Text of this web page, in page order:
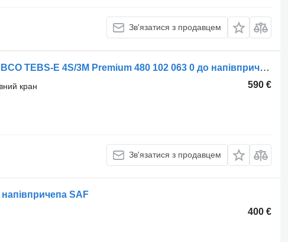
Зв'язатися з продавцем
Головний гальмівний кран WABCO TEBS-E 4S/3M Premium 480 102 063 0 до напівпричепа WABCO
590 €
кран
Зв'язатися з продавцем
SAF
400 €